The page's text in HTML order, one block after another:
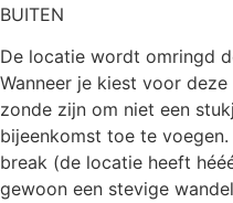
BUITEN
De locatie wordt omringd
Wanneer je kiest voor
zonde zijn om niet een
bijeenkomst toe te
break (de locatie heeft
gewoon een stevige